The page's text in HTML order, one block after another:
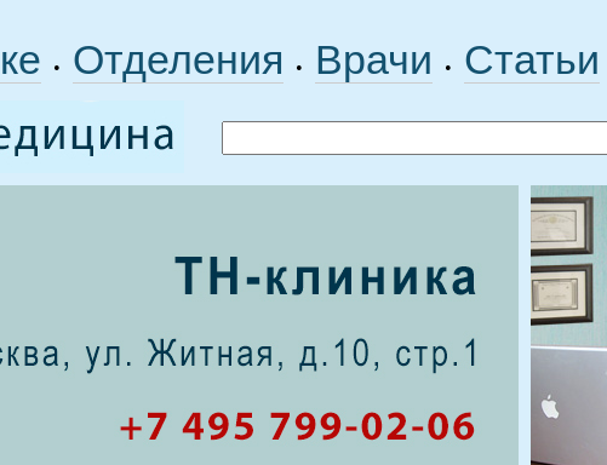
• Отделения • Врачи • Статьи